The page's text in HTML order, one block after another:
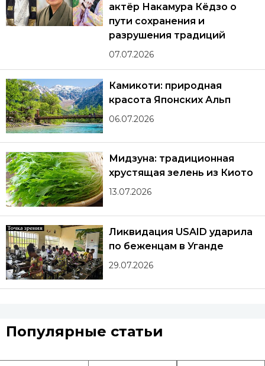
актёр Накамура Кёдзо о
пути сохранения и
разрушения традиций
07.07.2026
Камикоти: природная
красота Японских Альп
06.07.2026
Мидзуна: традиционная
хрустящая зелень из Киото
13.07.2026
Ликвидация USAID ударила
по беженцам в Уганде
29.07.2026
Популярные статьи